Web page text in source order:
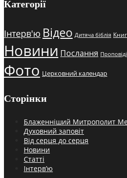
Категорії
Інтерв'ю Відео Дитяча біблія
Новини Послання Проповіді
Фото Церковний календар
Сторінки
Блаженніший Митрополит
Духовний заповіт
Від серця до серця
Новини
Статті
Інтерв’ю